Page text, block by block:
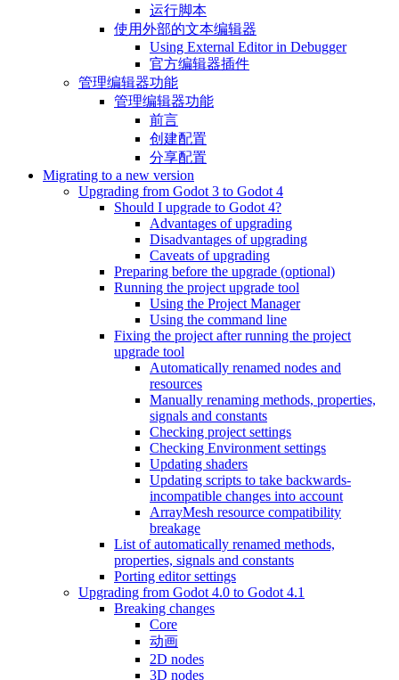
运行脚本
使用外部的文本编辑器
Using External Editor in Debugger
官方编辑器插件
管理编辑器功能
管理编辑器功能
前言
创建配置
分享配置
Migrating to a new version
Upgrading from Godot 3 to Godot 4
Should I upgrade to Godot 4?
Advantages of upgrading
Disadvantages of upgrading
Caveats of upgrading
Preparing before the upgrade (optional)
Running the project upgrade tool
Using the Project Manager
Using the command line
Fixing the project after running the project
upgrade tool
Automatically renamed nodes and
resources
Manually renaming methods, properties,
signals and constants
Checking project settings
Checking Environment settings
Updating shaders
Updating scripts to take backwards-
incompatible changes into account
ArrayMesh resource compatibility
breakage
List of automatically renamed methods,
properties, signals and constants
Porting editor settings
Upgrading from Godot 4.0 to Godot 4.1
Breaking changes
Core
动画
2D nodes
3D nodes